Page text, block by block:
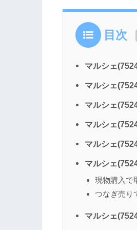
目次
マルシェ
マルシェ
マルシェ
マルシェ
マルシェ
マルシェ
現物購入で
つなぎ売り
マルシェ